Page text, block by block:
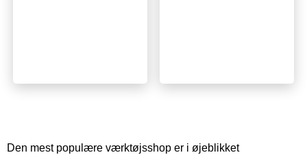
Den mest populære værktøjsshop er i øjeblikket